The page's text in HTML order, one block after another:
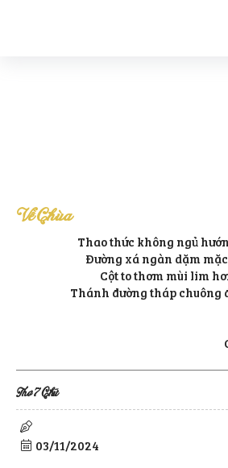
Về Chùa
Thao thức không ngủ
Đường xá ngàn dặm
Cột to thơm mùi lim
Thánh đường tháp chuông
Thơ 7 Chữ
03/11/2024